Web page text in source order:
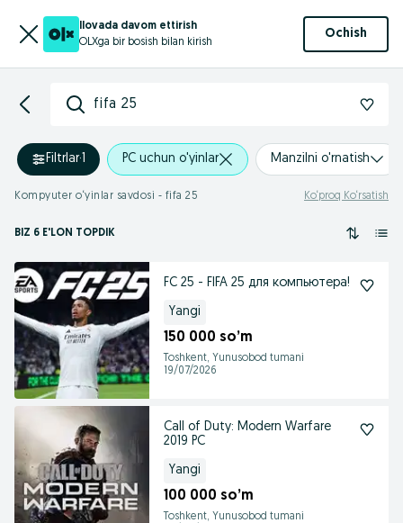
Ilovada davom ettirish
OLXga bir bosish bilan kirish
Ochish
fifa 25
Filtrlar·1 PC uchun o'yinlar Manzilni o'rnatish
Kompyuter o‘yinlar savdosi - fifa 25 Ko‘proq Ko‘rsatish
BIZ 6 E'LON TOPDIK
FC 25 - FIFA 25 для компьютера!
Yangi
150 000 so’m
Toshkent, Yunusobod tumani
19/07/2026
Call of Duty: Modern Warfare
2019 PC
Yangi
100 000 so’m
Toshkent, Yunusobod tumani